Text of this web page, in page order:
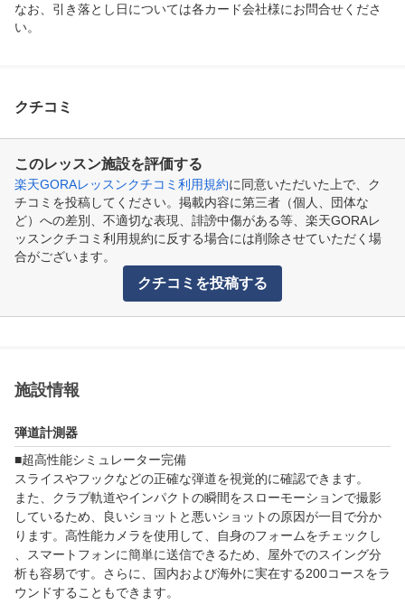
なお、引き落とし日については各カード会社様にお問合せくださ
い。
クチコミ
このレッスン施設を評価する
楽天GORAレッスンクチコミ利用規約に同意いただいた上で、ク
チコミを投稿してください。掲載内容に第三者（個人、団体な
ど）への差別、不適切な表現、誹謗中傷がある等、楽天GORAレ
ッスンクチコミ利用規約に反する場合には削除させていただく場
合がございます。
クチコミを投稿する
施設情報
弾道計測器
■超高性能シミュレーター完備
スライスやフックなどの正確な弾道を視覚的に確認できます。
また、クラブ軌道やインパクトの瞬間をスローモーションで撮影
しているため、良いショットと悪いショットの原因が一目で分か
ります。高性能カメラを使用して、自身のフォームをチェックし
、スマートフォンに簡単に送信できるため、屋外でのスイング分
析も容易です。さらに、国内および海外に実在する200コースをラ
ウンドすることもできます。